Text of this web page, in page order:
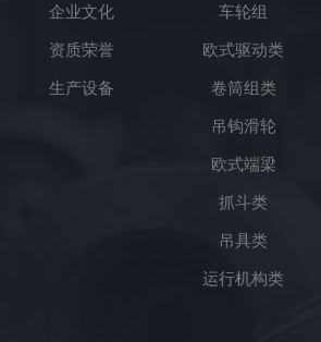
企业文化
资质荣誉
生产设备
车轮组
欧式驱动类
卷筒组类
吊钩滑轮
欧式端梁
抓斗类
吊具类
运行机构类